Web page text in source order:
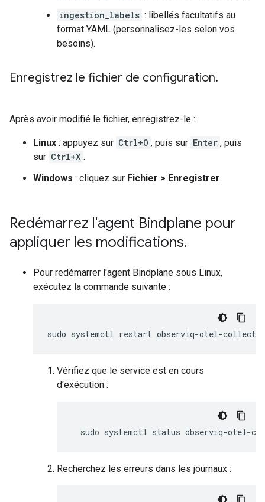
ingestion_labels : libellés facultatifs au
format YAML (personnalisez-les selon vos
besoins).
Enregistrez le fichier de configuration.
Après avoir modifié le fichier, enregistrez-le :
Linux : appuyez sur Ctrl+O , puis sur Enter , puis
sur Ctrl+X .
Windows : cliquez sur Fichier > Enregistrer.
Redémarrez l'agent Bindplane pour
appliquer les modifications.
Pour redémarrer l'agent Bindplane sous Linux,
exécutez la commande suivante :
sudo systemctl restart
Vérifiez que le service est en cours
d'exécution :
sudo systemctl status
Recherchez les erreurs dans les journaux :